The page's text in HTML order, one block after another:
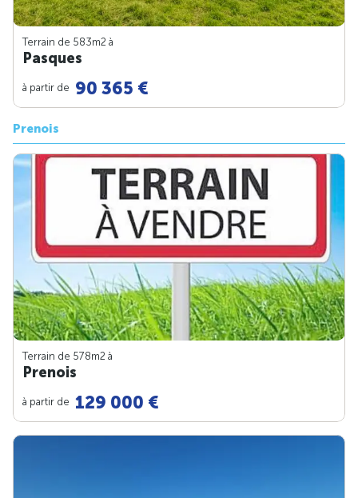
Terrain de 583m2 à
Pasques
à partir de 90 365 €
Prenois
Terrain de 578m2 à
Prenois
à partir de 129 000 €